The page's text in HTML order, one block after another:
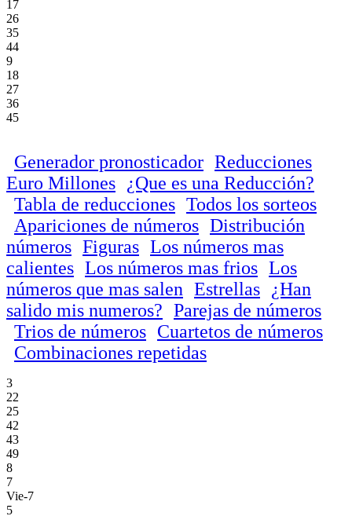
17
26
35
44
9
18
27
36
45
Generador pronosticador Reducciones
Euro Millones
¿Que es una Reducción?
Tabla de reducciones Todos los sorteos
Apariciones de números Distribución
números Figuras Los números mas
calientes Los números mas frios Los
números que mas salen Estrellas
¿Han
salido mis numeros? Parejas de números
Trios de números Cuartetos de números
Combinaciones repetidas
3
22
25
42
43
49
8
7
Vie-7
5